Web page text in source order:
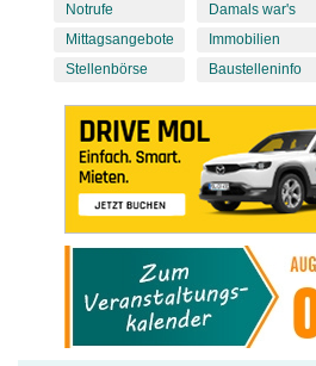
Notrufe
Mittagsangebote
Stellenbörse
Damals war's
Immobilien
Baustelleninfo